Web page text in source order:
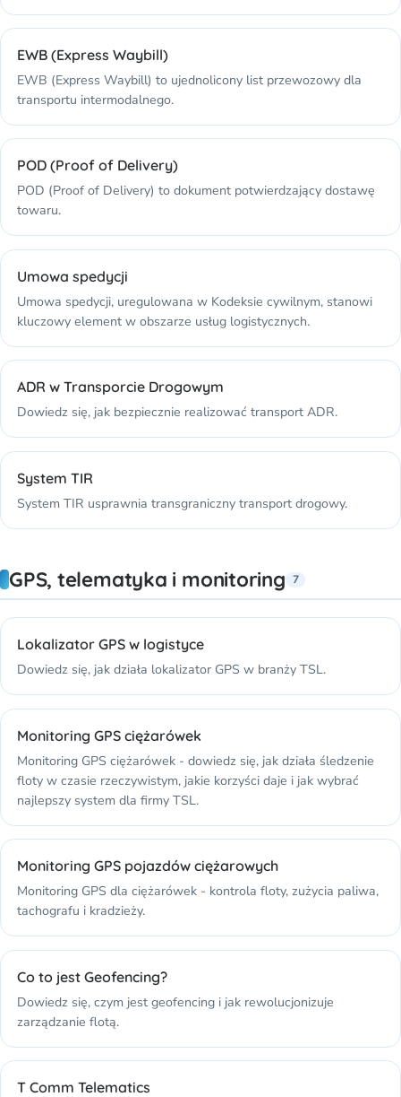
EWB (Express Waybill)
EWB (Express Waybill) to ujednolicony list przewozowy dla
transportu intermodalnego.
POD (Proof of Delivery)
POD (Proof of Delivery) to dokument potwierdzający dostawę
towaru.
Umowa spedycji
Umowa spedycji, uregulowana w Kodeksie cywilnym, stanowi
kluczowy element w obszarze usług logistycznych.
ADR w Transporcie Drogowym
Dowiedz się, jak bezpiecznie realizować transport ADR.
System TIR
System TIR usprawnia transgraniczny transport drogowy.
GPS, telematyka i monitoring 7
Lokalizator GPS w logistyce
Dowiedz się, jak działa lokalizator GPS w branży TSL.
Monitoring GPS ciężarówek
Monitoring GPS ciężarówek - dowiedz się, jak działa śledzenie
floty w czasie rzeczywistym, jakie korzyści daje i jak wybrać
najlepszy system dla firmy TSL.
Monitoring GPS pojazdów ciężarowych
Monitoring GPS dla ciężarówek - kontrola floty, zużycia paliwa,
tachografu i kradzieży.
Co to jest Geofencing?
Dowiedz się, czym jest geofencing i jak rewolucjonizuje
zarządzanie flotą.
T Comm Telematics